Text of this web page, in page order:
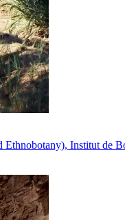
Institut de